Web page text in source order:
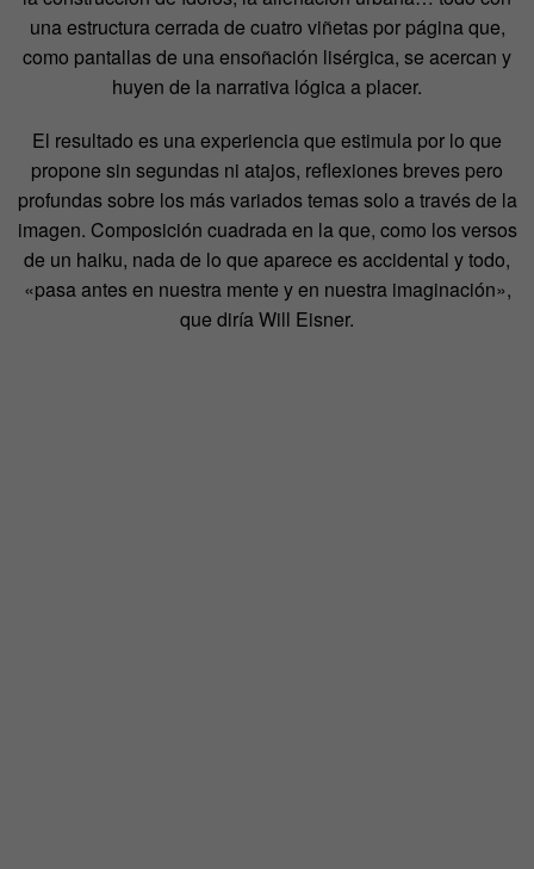
una estructura cerrada de cuatro viñetas por página que,
como pantallas de una ensoñación lisérgica, se acercan y
huyen de la narrativa lógica a placer.
El resultado es una experiencia que estimula por lo que
propone sin segundas ni atajos, reflexiones breves pero
profundas sobre los más variados temas solo a través de la
imagen. Composición cuadrada en la que, como los versos
de un haiku, nada de lo que aparece es accidental y todo,
«pasa antes en nuestra mente y en nuestra imaginación»,
que diría Will Eisner.